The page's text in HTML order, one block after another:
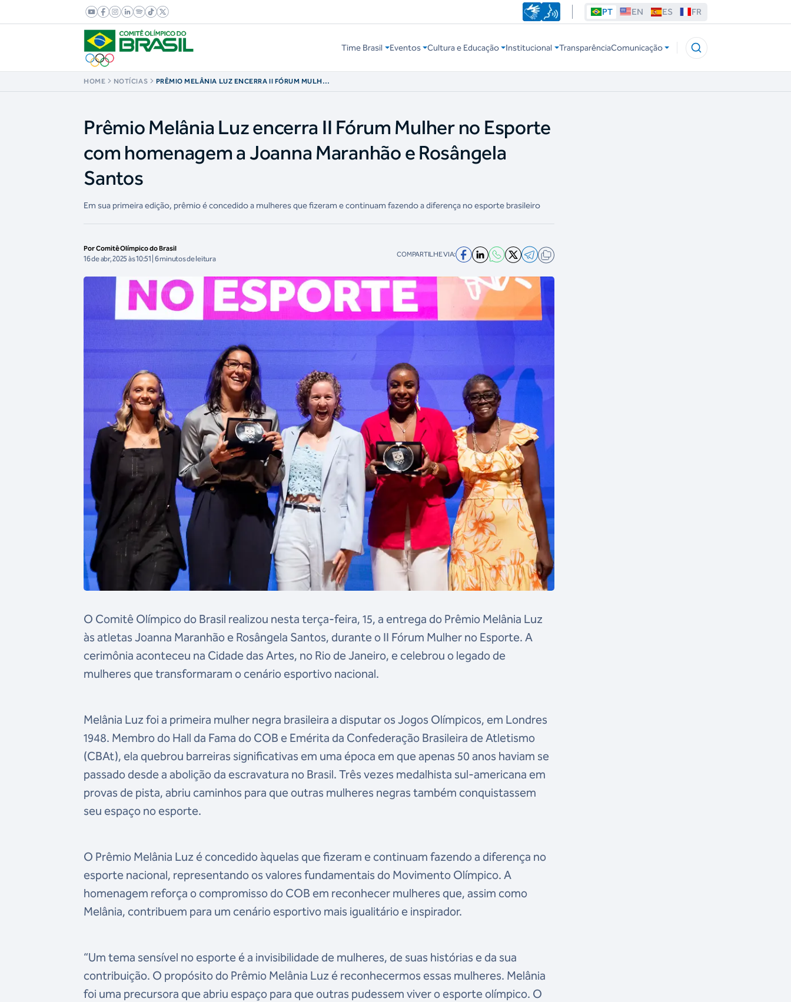
PT EN ES FR
Time Brasil Eventos Cultura e Educação Institucional TransparênciaComunicação
HOME NOTÍCIAS
PRÊMIO MELÂNIA LUZ ENCERRA II FÓRUM MULHER
Prêmio Melânia Luz encerra II Fórum Mulher no Esporte
com homenagem a Joanna Maranhão e Rosângela
Santos
Em sua primeira edição, prêmio é concedido a mulheres que fizeram e continuam fazendo a diferença no esporte brasileiro
Por Comitê Olímpico do Brasil
16 de abr, 2025 às 10:51 | 6 minutos de leitura COMPARTILHE VIA:
O Comitê Olímpico do Brasil realizou nesta terça-feira, 15, a entrega do Prêmio Melânia Luz
às atletas Joanna Maranhão e Rosângela Santos, durante o II Fórum Mulher no Esporte. A
cerimônia aconteceu na Cidade das Artes, no Rio de Janeiro, e celebrou o legado de
mulheres que transformaram o cenário esportivo nacional.
Melânia Luz foi a primeira mulher negra brasileira a disputar os Jogos Olímpicos, em Londres
1948. Membro do Hall da Fama do COB e Emérita da Confederação Brasileira de Atletismo
(CBAt), ela quebrou barreiras significativas em uma época em que apenas 50 anos haviam se
passado desde a abolição da escravatura no Brasil. Três vezes medalhista sul-americana em
provas de pista, abriu caminhos para que outras mulheres negras também conquistassem
seu espaço no esporte.
O Prêmio Melânia Luz é concedido àquelas que fizeram e continuam fazendo a diferença no
esporte nacional, representando os valores fundamentais do Movimento Olímpico. A
homenagem reforça o compromisso do COB em reconhecer mulheres que, assim como
Melânia, contribuem para um cenário esportivo mais igualitário e inspirador.
“Um tema sensível no esporte é a invisibilidade de mulheres, de suas histórias e da sua
contribuição. O propósito do Prêmio Melânia Luz é reconhecermos essas mulheres. Melânia
foi uma precursora que abriu espaço para que outras pudessem viver o esporte olímpico. O